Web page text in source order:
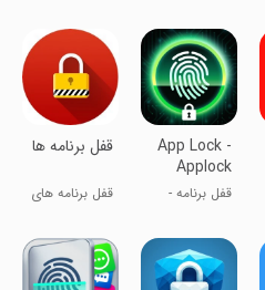
App Lock -
Applock
Fingerprint
قفل برنامه -
انگشت
قفل برنامه ها
قفل برنامه های